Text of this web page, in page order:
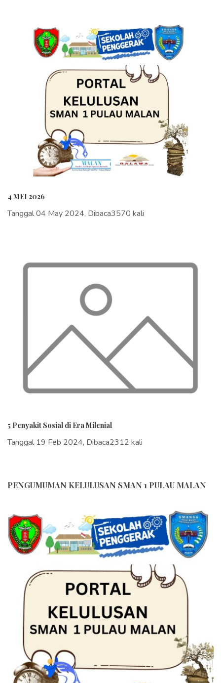
PENGUMUMAN KELULUSAN SMAN 1 PULAU MALAN
4 MEI 2026
Tanggal 04 May 2024, Dibaca3570 kali
5 Penyakit Sosial di Era Milenial
Tanggal 19 Feb 2024, Dibaca2312 kali